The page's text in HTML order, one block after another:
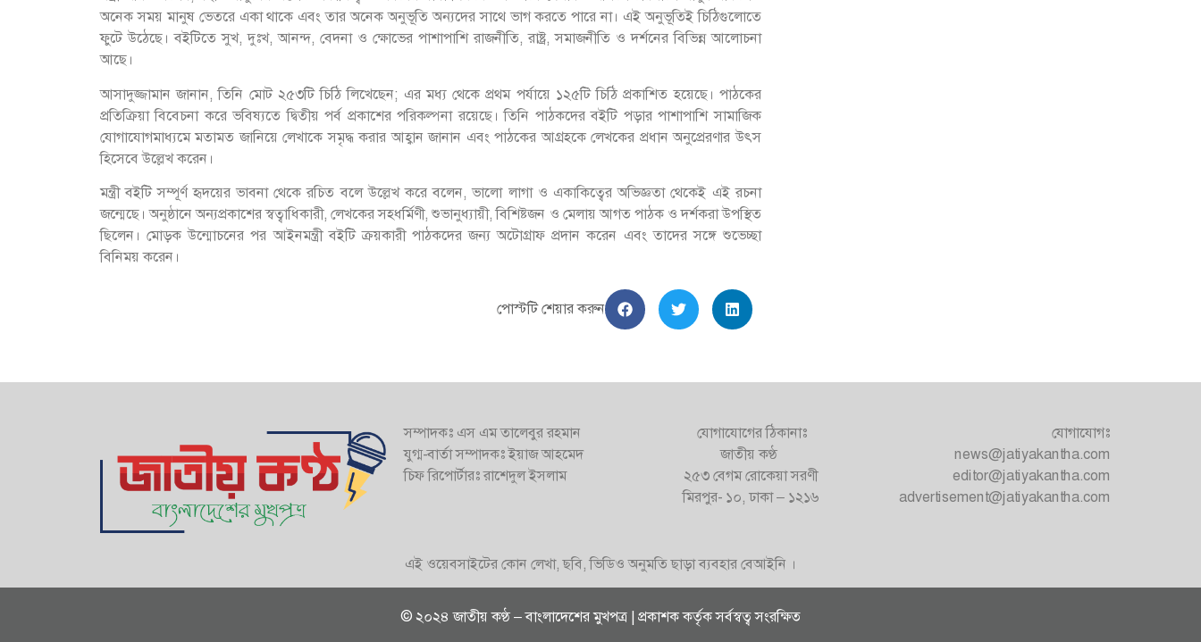
অনেক সময় মানুষ ভেতরে একা থাকে এবং তার অনেক অনুভূতি অন্যদের সাথে ভাগ করতে পারে না। এই অনুভূতিই চিঠিগুলোতে
ফুটে উঠেছে। বইটিতে সুখ, দুঃখ, আনন্দ, বেদনা ও ক্ষোভের পাশাপাশি রাজনীতি, রাষ্ট্র, সমাজনীতি ও দর্শনের বিভিন্ন আলোচনা
আছে।
আসাদুজ্জামান জানান, তিনি মোট ২৫৩টি চিঠি লিখেছেন; এর মধ্য থেকে প্রথম পর্যায়ে ১২৫টি চিঠি প্রকাশিত হয়েছে। পাঠকের
প্রতিক্রিয়া বিবেচনা করে ভবিষ্যতে দ্বিতীয় পর্ব প্রকাশের পরিকল্পনা রয়েছে। তিনি পাঠকদের বইটি পড়ার পাশাপাশি সামাজিক
যোগাযোগমাধ্যমে মতামত জানিয়ে লেখাকে সমৃদ্ধ করার আহ্বান জানান এবং পাঠকের আগ্রহকে লেখকের প্রধান অনুপ্রেরণার উৎস
হিসেবে উল্লেখ করেন।
মন্ত্রী বইটি সম্পূর্ণ হৃদয়ের ভাবনা থেকে রচিত বলে উল্লেখ করে বলেন, ভালো লাগা ও একাকিত্বের অভিজ্ঞতা থেকেই এই রচনা
জন্মেছে। অনুষ্ঠানে অন্যপ্রকাশের স্বত্বাধিকারী, লেখকের সহধর্মিণী, শুভানুধ্যায়ী, বিশিষ্টজন ও মেলায় আগত পাঠক ও দর্শকরা উপস্থিত
ছিলেন। মোড়ক উন্মোচনের পর আইনমন্ত্রী বইটি ক্রয়কারী পাঠকদের জন্য অটোগ্রাফ প্রদান করেন এবং তাদের সঙ্গে শুভেচ্ছা
বিনিময় করেন।
পোস্টটি শেয়ার করুন
সম্পাদকঃ এস এম তালেবুর রহমান
যুগ্ম-বার্তা সম্পাদকঃ ইয়াজ আহমেদ
চিফ রিপোর্টারঃ রাশেদুল ইসলাম
যোগাযোগের ঠিকানাঃ
জাতীয় কণ্ঠ
২৫৩ বেগম রোকেয়া সরণী
মিরপুর- ১০, ঢাকা – ১২১৬
যোগাযোগঃ
news@jatiyakantha.com
editor@jatiyakantha.com
advertisement@jatiyakantha.com
এই ওয়েবসাইটের কোন লেখা, ছবি, ভিডিও অনুমতি ছাড়া ব্যবহার বেআইনি ।
© ২০২৪ জাতীয় কণ্ঠ – বাংলাদেশের মুখপত্র | প্রকাশক কর্তৃক সর্বস্বত্ব সংরক্ষিত